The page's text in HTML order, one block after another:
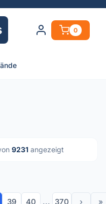
0
9231 angezeigt
39 40 ... 370 › »